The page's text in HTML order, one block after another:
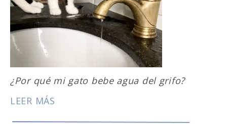
¿Por qué mi gato bebe agua del grifo?
LEER MÁS